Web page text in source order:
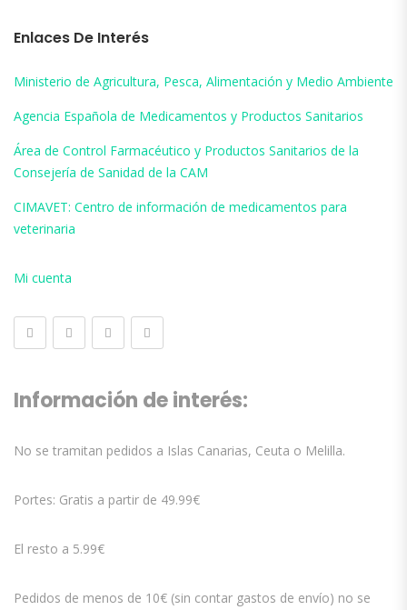
Enlaces De Interés
Ministerio de Agricultura, Pesca, Alimentación y Medio Ambiente
Agencia Española de Medicamentos y Productos Sanitarios
Área de Control Farmacéutico y Productos Sanitarios de la
Consejería de Sanidad de la CAM
CIMAVET: Centro de información de medicamentos para
veterinaria
Mi cuenta
Información de interés:
No se tramitan pedidos a Islas Canarias, Ceuta o Melilla.
Portes: Gratis a partir de 49.99€
El resto a 5.99€
Pedidos de menos de 10€ (sin contar gastos de envío) no se